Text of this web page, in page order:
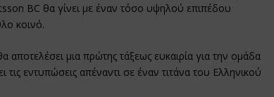
BC θα γίνει με έναν τόσο υψηλού επιπέδου
κοινό.
μια πρώτης τάξεως ευκαιρία για την ομάδα
τις εντυπώσεις απέναντι σε έναν τιτάνα του Eλληνικού